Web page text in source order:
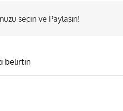
seçin ve Paylaşın!
belirtin